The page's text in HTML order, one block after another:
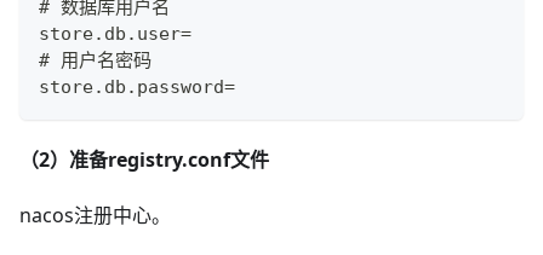
# 数据库用户名
store.db.user=
# 用户名密码
store.db.password=
（2）准备registry.conf文件
nacos注册中心。